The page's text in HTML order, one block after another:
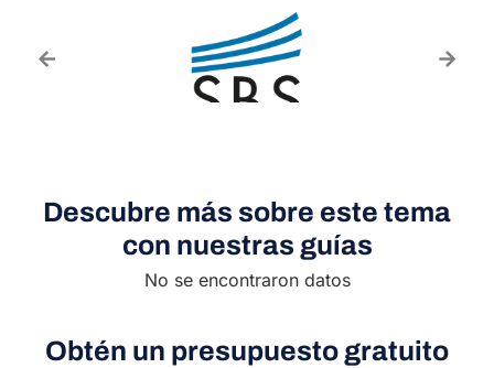
Descubre más sobre este tema
con nuestras guías
No se encontraron datos
Obtén un presupuesto gratuito